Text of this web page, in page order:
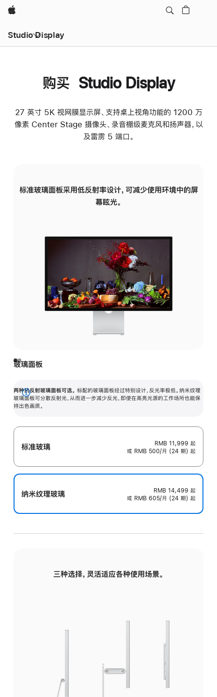
Apple
Studio Display
购买 Studio Display
27 英寸 5K 视网膜显示屏、支持桌上视角功能的 1200 万
像素 Center Stage 摄像头、录音棚级麦克风和扬声器，以
及雷雳 5 端口。
标准玻璃面板采用低反射率设计，可减少使用环境中的屏
幕眩光。
玻璃面板
两种抗反射玻璃面板可选。 标配的玻璃面板经过特别设计，反光率极低。纳米纹理
玻璃面板可分散反射光，从而进一步减少反光，即使在高亮光源的工作场所也能保
持出色画质。
展
开
标准玻璃 RMB 11,999 起
或 RMB 500/月 (24 期) 起
纳米纹理玻璃 RMB 14,499 起
或 RMB 605/月 (24 期) 起
三种选择，灵活适应各种使用场景。